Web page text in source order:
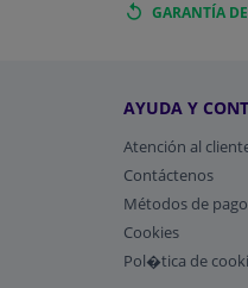
GARANTÍA
AYUDA Y
Atención al
Contáctenos
Métodos de pago
​Cookies
Pol�tica de